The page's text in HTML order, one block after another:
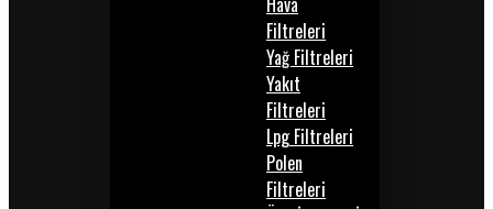
Filtreleri
Yağ Filtreleri
Yakıt
Filtreleri
Lpg Filtreleri
Polen
Filtreleri